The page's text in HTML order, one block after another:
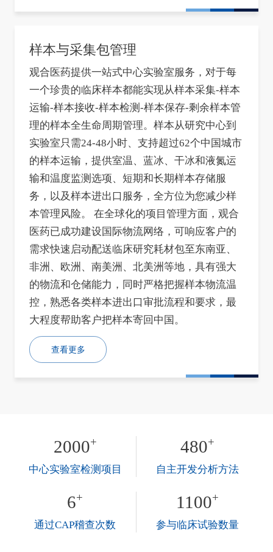
样本与采集包管理
观合医药提供一站式中心实验室服务，对于每
一个珍贵的临床样本都能实现从样本采集-样本
运输-样本接收-样本检测-样本保存-剩余样本管
理的样本全生命周期管理。样本从研究中心到
实验室只需24-48小时、支持超过62个中国城市
的样本运输，提供室温、蓝冰、干冰和液氮运
输和温度监测选项、短期和长期样本存储服
务，以及样本进出口服务，全方位为您减少样
本管理风险。 在全球化的项目管理方面，观合
医药已成功建设国际物流网络，可响应客户的
需求快速启动配送临床研究耗材包至东南亚、
非洲、欧洲、南美洲、北美洲等地，具有强大
的物流和仓储能力，同时严格把握样本物流温
控，熟悉各类样本进出口审批流程和要求，最
大程度帮助客户把样本寄回中国。
查看更多
2000+
中心实验室检测项目
480+
自主开发分析方法
6+
通过CAP稽查次数
1100+
参与临床试验数量